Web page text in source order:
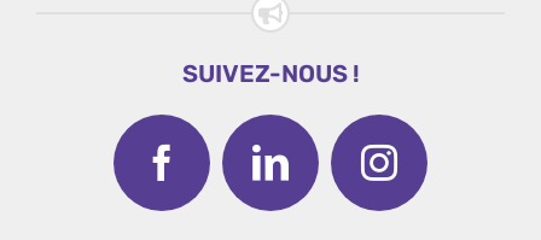
SUIVEZ-NOUS !